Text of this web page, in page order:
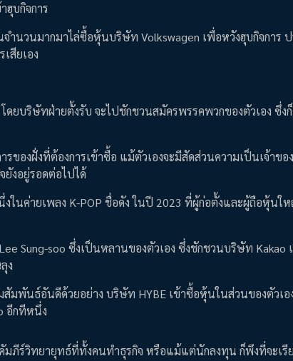
ฮุบกิจการ
นวนมากมาไล่ซื้อหุ้นบริษัท Volkswagen เพื่อหวังฮุบกิจการ
สียเอง
ดยบริษัทฝ่ายตั้งรับ จะไปชักชวนสมัครพรรคพวกของตัวเอง ซึ่
ของฝั่งที่ต้องการเข้าซื้อ แม้ตัวเองจะมีสัดส่วนความเป็นเจ้าข
งอยู่รอดต่อไปได้
นค่ายเพลง K-POP ชื่อดัง ในปี 2023 ที่ผู้ก่อตั้งและผู้ถือหุ้นใ
Sung-soo ซึ่งเป็นหลานของตัวเอง ซึ่งชักชวนบริษัท
ง
มพันธ์อันดีด้วยอย่าง บริษัท HYBE เข้าซื้อหุ้นในส่วนของตัวเ
อีกทีหนึ่ง
มภีร์วิทยายุทธ์ที่ทั้งคนทำธุรกิจ หรือแม้แต่นักลงทุน ก็พึงที่จะเรี